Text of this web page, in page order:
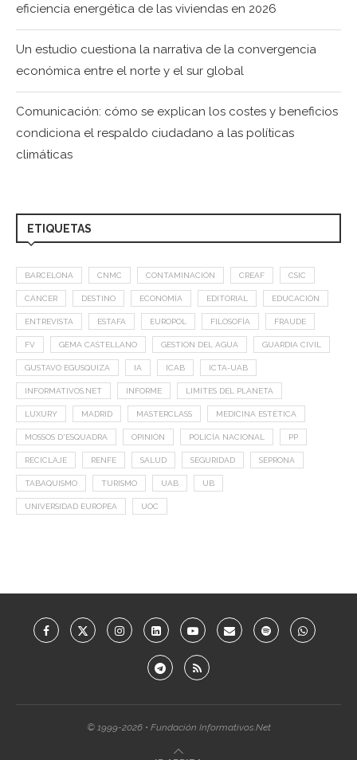
eficiencia energética de las viviendas en 2026
Un estudio cuestiona la narrativa de la convergencia
económica entre el norte y el sur global
Comunicación: cómo se explican los costes y beneficios
condiciona el respaldo ciudadano a las políticas
climáticas
ETIQUETAS
BARCELONA CNMC CONTAMINACIÓN CREAF CSIC
CÁNCER DESTINO ECONOMÍA EDITORIAL EDUCACIÓN
ENTREVISTA ESTAFA EUROPOL FILOSOFÍA FRAUDE
FV GEMA CASTELLANO GESTION DEL AGUA GUARDIA CIVIL
GUSTAVO EGUSQUIZA IA ICAB ICTA-UAB
INFORMATIVOS.NET INFORME LIMITES DEL PLANETA
LUXURY MADRID MASTERCLASS MEDICINA ESTÉTICA
MOSSOS D'ESQUADRA OPINIÓN POLICÍA NACIONAL PP
RECICLAJE RENFE SALUD SEGURIDAD SEPRONA
TABAQUISMO TURISMO UAB UB
UNIVERSIDAD EUROPEA UOC
© 1999-2026 • Fundación Informativos.Net